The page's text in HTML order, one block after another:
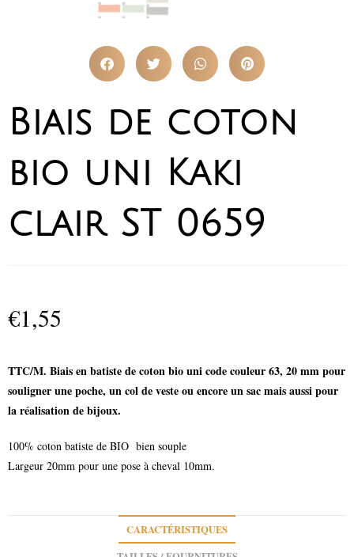
Biais de coton
bio uni Kaki
clair ST 0659
€1,55
TTC/M. Biais en batiste de coton bio uni code couleur 63, 20 mm pour
souligner une poche, un col de veste ou encore un sac mais aussi pour
la réalisation de bijoux.
100% coton batiste de BIO bien souple
Largeur 20mm pour une pose à cheval 10mm.
CARACTÉRISTIQUES